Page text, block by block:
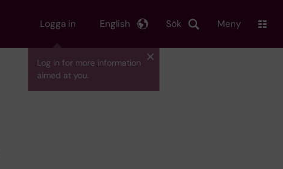
Logga in
Log in for more information
aimed at you.
Sök
English Meny